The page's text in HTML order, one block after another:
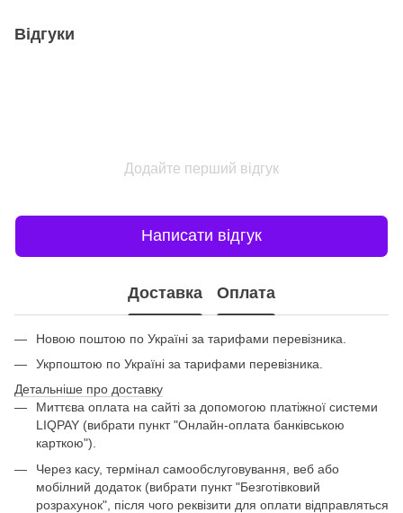
Відгуки
Додайте перший відгук
Написати відгук
Доставка Оплата
Новою поштою по Україні за тарифами перевізника.
Укрпоштою по Україні за тарифами перевізника.
Детальніше про доставку
Миттєва оплата на сайті за допомогою платіжної системи
LIQPAY (вибрати пункт "Онлайн-оплата банківською
карткою").
Через касу, термінал самообслуговування, веб або
мобілний додаток (вибрати пункт "Безготівковий
розрахунок", після чого реквізити для оплати відправляться